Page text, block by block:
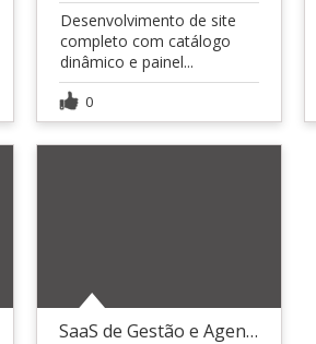
Desenvolvimento de site
completo com catálogo
dinâmico e painel...
0
SaaS de Gestão e Agendamentos para Salões